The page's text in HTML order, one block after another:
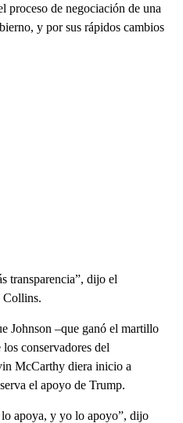
proceso de negociación de una
y por sus rápidos cambios
transparencia”, dijo el
Collins.
Johnson –que ganó el martillo
conservadores del
McCarthy diera inicio a
el apoyo de Trump.
apoya, y yo lo apoyo”, dijo